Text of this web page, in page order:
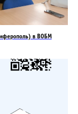
в ВОБМ